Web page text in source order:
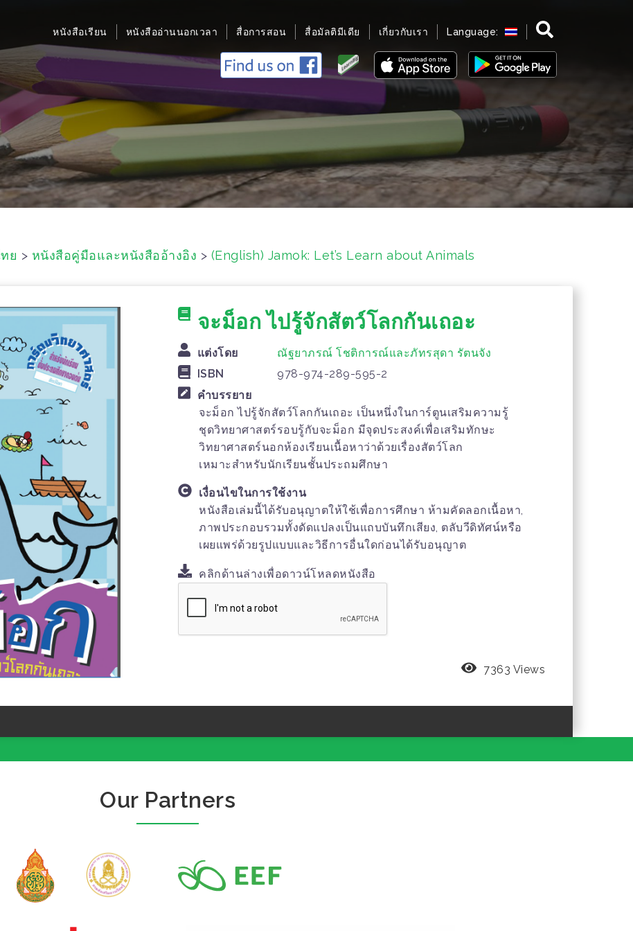
หนังสือเรียน หนังสืออ่านนอกเวลา สื่อการสอน สื่อมัลติมีเดีย เกี่ยวกับเรา Language:
ย > หนังสือคู่มือและหนังสืออ้างอิง > (English) Jamok: Let’s Learn about Animals
จะม็อก ไปรู้จักสัตว์โลกกันเถอะ
แต่งโดย
ณัฐยาภรณ์ โชติการณ์และภัทรสุดา รัตนจัง
ISBN
978-974-289-595-2
คำบรรยาย
จะม็อก ไปรู้จักสัตว์โลกกันเถอะ เป็นหนึ่งในการ์ตูนเสริมความรู้
ชุดวิทยาศาสตร์รอบรู้กับจะม็อก มีจุดประสงค์เพื่อเสริมทักษะ
วิทยาศาสตร์นอกห้องเรียนเนื้อหาว่าด้วยเรื่องสัตว์โลก
เหมาะสำหรับนักเรียนชั้นประถมศึกษา
เงื่อนไขในการใช้งาน
หนังสือเล่มนี้ได้รับอนุญาตให้ใช้เพื่อการศึกษา ห้ามคัดลอกเนื้อหา,
ภาพประกอบรวมทั้งดัดแปลงเป็นแถบบันทึกเสียง, ตลับวีดิทัศน์หรือ
เผยแพร่ด้วยรูปแบบและวิธีการอื่นใดก่อนได้รับอนุญาต
คลิกด้านล่างเพื่อดาวน์โหลดหนังสือ
7363 Views
Our Partners